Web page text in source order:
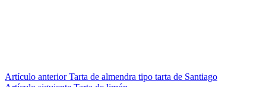
Seguir
Artículo anteriorTarta de almendra tipo tarta de Santiago